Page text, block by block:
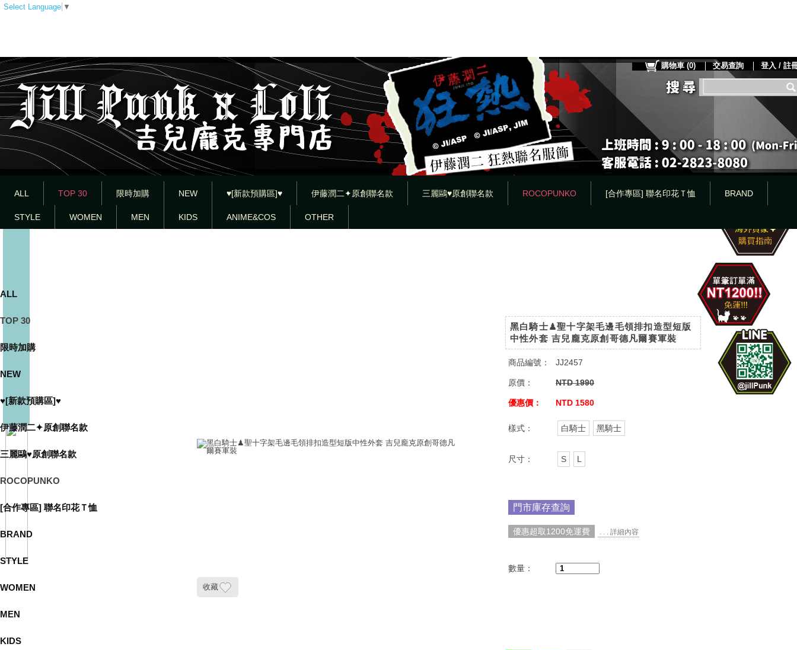
Select Language ▼
ALL TOP 30 限時加購 NEW ♥[新款預購區]♥ 伊藤潤二✦原創聯名款 三麗鷗♥原創聯名款 ROCOPUNKO [合作專區] 聯名印花Ｔ恤 BRAND
STYLE WOMEN MEN KIDS ANIME&COS OTHER
購物車 (0) 交易查詢 登入 / 註
ALL
TOP 30
限時加購
NEW
♥[新款預購區]♥
伊藤潤二✦原創聯名款
三麗鷗♥原創聯名款
ROCOPUNKO
[合作專區] 聯名印花Ｔ恤
BRAND
STYLE
WOMEN
MEN
KIDS
收藏
黑白騎士♟聖十字架毛邊毛領排扣造型短版
中性外套 吉兒龐克原創哥德凡爾賽軍裝
商品編號： JJ2457
原價： NTD 1990
優惠價： NTD 1580
樣式： 白騎士 黑騎士
尺寸： S L
門市庫存查詢
優惠超取1200免運費 . . . 詳細內容
數量：